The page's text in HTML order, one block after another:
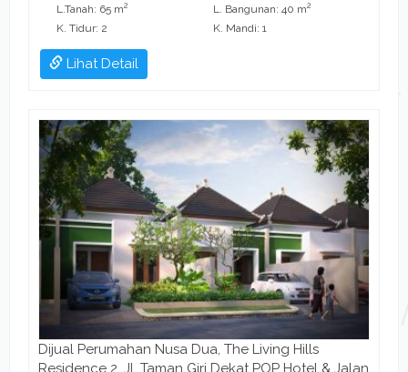
L.Tanah: 65 m2 L. Bangunan: 40 m2
K. Tidur: 2 K. Mandi: 1
Lihat Detail
Dijual Perumahan Nusa Dua, The Living Hills
Residence 2, Jl. Taman Giri Dekat POP Hotel & Jalan